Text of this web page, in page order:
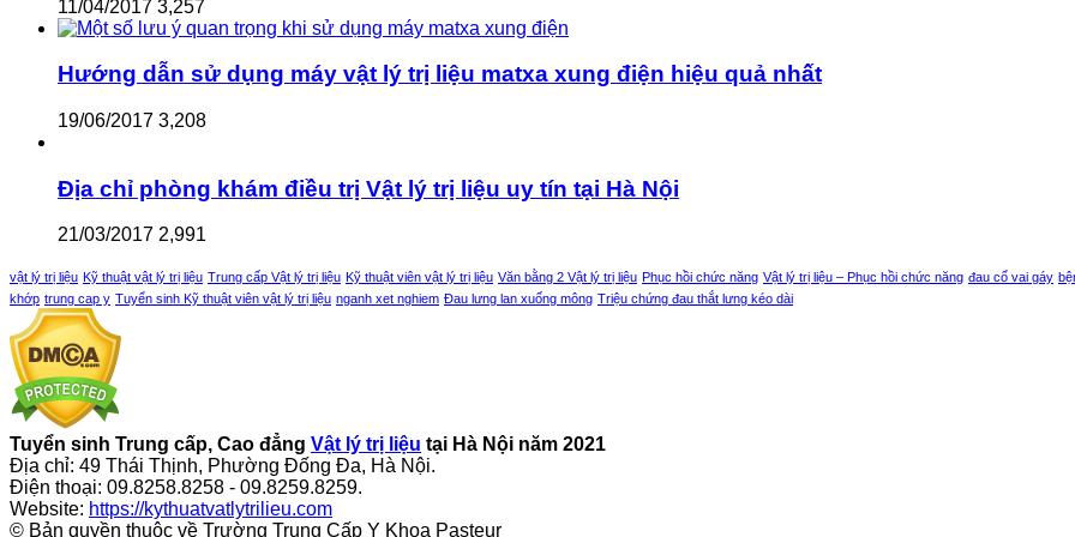
11/04/2017 3,257
Hướng dẫn sử dụng máy vật lý trị liệu matxa xung điện hiệu quả nhất
19/06/2017 3,208
Địa chỉ phòng khám điều trị Vật lý trị liệu uy tín tại Hà Nội
21/03/2017 2,991
vật lý trị liệu Kỹ thuật vật lý trị liệu Trung cấp Vật lý trị liệu Kỹ thuật viên vật lý trị liệu Văn bằng 2 Vật lý trị liệu Phục hồi chức năng Vật lý trị liệu – Phục hồi chức năng đau cổ vai gáy
khớp trung cap y Tuyển sinh Kỹ thuật viên vật lý trị liệu nganh xet nghiem Đau lưng lan xuống mông Triệu chứng đau thắt lưng kéo dài
Tuyển sinh Trung cấp, Cao đẳng Vật lý trị liệu tại Hà Nội năm 2021
Địa chỉ: 49 Thái Thịnh, Phường Đống Đa, Hà Nội.
Điện thoại: 09.8258.8258 - 09.8259.8259.
Website: https://kythuatvatlytrilieu.com
© Bản quyền thuộc về Trường Trung Cấp Y Khoa Pasteur